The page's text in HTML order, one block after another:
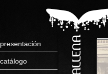
presentación
catálogo